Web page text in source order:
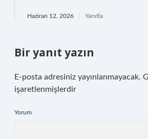
Haziran 12, 2026 Yanıtla
Bir yanıt yazın
E-posta adresiniz yayınlanmayacak.
işaretlenmişlerdir
Yorum